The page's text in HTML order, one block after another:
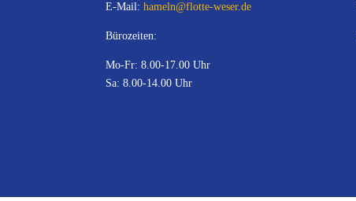
E-Mail:hameln@flotte-weser.de
Bürozeiten:
Mo-Fr: 8.00-17.00 Uhr
Sa: 8.00-14.00 Uhr